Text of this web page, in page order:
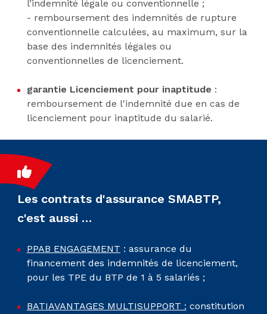
l’indemnité légale ou conventionnelle ;
- remboursement des indemnités de rupture
conventionnelle calculées, au maximum, sur la
base des indemnités légales ou
conventionnelles de licenciement.
garantie Licenciement pour inaptitude :
remboursement de l'indemnité due en cas de
licenciement pour inaptitude du salarié.
Les contrats d'assurance SMABTP,
c'est aussi …
PPAB ENGAGEMENT : assurance du
financement des indemnités de licenciement,
pour les TPE du BTP de 1 à 5 salariés ;
BATIAVANTAGES MULTISUPPORT : constitution